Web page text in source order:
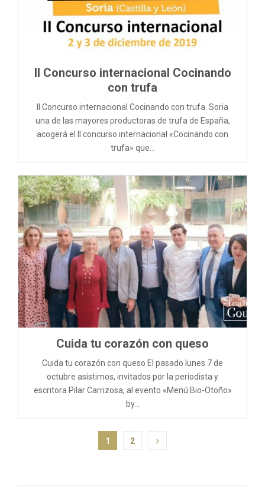
II Concurso internacional Cocinando
con trufa
II Concurso internacional Cocinando con trufa. Soria
una de las mayores productoras de trufa de España,
acogerá el II concurso internacional «Cocinando con
trufa» que...
Cuida tu corazón con queso
Cuida tu corazón con queso El pasado lunes 7 de
octubre asistimos, invitados por la periodista y
escritora Pilar Carrizosa, al evento «Menú Bio-Otoño»
by...
1 2